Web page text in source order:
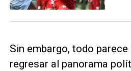
Sin embargo, todo
regresar al panorama